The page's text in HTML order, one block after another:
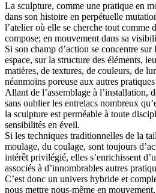
La sculpture, comme une pratique en
dans son histoire en perpétuelle
l’atelier où elle se cherche tout comme
compose; en mouvement dans sa
Si son champ d’action se concentre sur
espace, sur la structure des éléments,
matières, de textures, de couleurs, de
néanmoins poreuse aux autres
Allant de l’assemblage à l’installation,
sans oublier les entrelacs nombreux
la sculpture est perméable à toute
sensibilités en éveil.
Si les techniques traditionnelles de la
moulage, du coulage, sont toujours
intérêt privilégié, elles s’enrichissent
associés à d’innombrables autres
C’est donc un univers hybride et
nous mettre nous-même en